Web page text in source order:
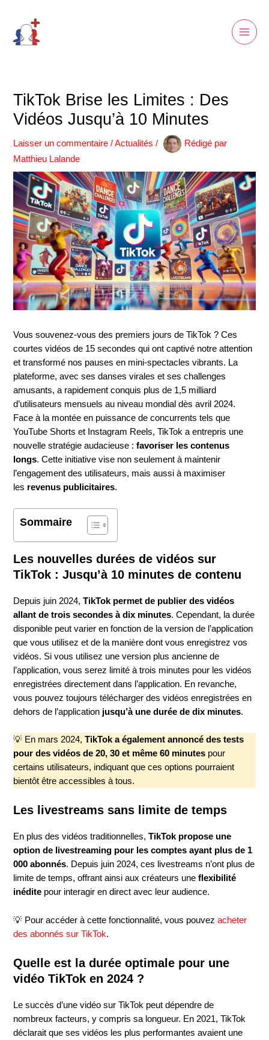
contenu
Menu
TikTok Brise les Limites : Des
Vidéos Jusqu’à 10 Minutes
Laisser un commentaire /Actualités /
Rédigé par
Matthieu Lalande
Vous souvenez-vous des premiers jours de TikTok ? Ces
courtes vidéos de 15 secondes qui ont captivé notre attention
et transformé nos pauses en mini-spectacles vibrants. La
plateforme, avec ses danses virales et ses challenges
amusants, a rapidement conquis plus de 1,5 milliard
d’utilisateurs mensuels au niveau mondial dès avril 2024.
Face à la montée en puissance de concurrents tels que
YouTube Shorts et Instagram Reels, TikTok a entrepris une
nouvelle stratégie audacieuse :favoriser les contenus
longs. Cette initiative vise non seulement à maintenir
l’engagement des utilisateurs, mais aussi à maximiser
les revenus publicitaires.
Sommaire
Les nouvelles durées de vidéos sur
TikTok : Jusqu’à 10 minutes de contenu
Depuis juin 2024,TikTok permet de publier des vidéos
allant de trois secondes à dix minutes. Cependant, la durée
disponible peut varier en fonction de la version de l’application
que vous utilisez et de la manière dont vous enregistrez vos
vidéos. Si vous utilisez une version plus ancienne de
l’application, vous serez limité à trois minutes pour les vidéos
enregistrées directement dans l’application. En revanche,
vous pouvez toujours télécharger des vidéos enregistrées en
dehors de l’application jusqu’à une durée de dix minutes.
💡 En mars 2024,TikTok a également annoncé des tests
pour des vidéos de 20, 30 et même 60 minutes pour
certains utilisateurs, indiquant que ces options pourraient
bientôt être accessibles à tous.
Les livestreams sans limite de temps
En plus des vidéos traditionnelles,TikTok propose une
option de livestreaming pour les comptes ayant plus de 1
000 abonnés. Depuis juin 2024, ces livestreams n’ont plus de
limite de temps, offrant ainsi aux créateurs uneflexibilité
inédite pour interagir en direct avec leur audience.
💡 Pour accéder à cette fonctionnalité, vous pouvezacheter
des abonnés sur TikTok.
Quelle est la durée optimale pour une
vidéo TikTok en 2024 ?
Le succès d’une vidéo sur TikTok peut dépendre de
nombreux facteurs, y compris sa longueur. En 2021, TikTok
déclarait que ses vidéos les plus performantes avaient une